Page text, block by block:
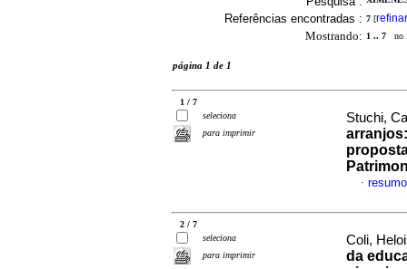
Referências encontradas : 7 [refinar
Mostrando: 1 .. 7 no
página 1 de 1
1 / 7
seleciona
para imprimir
Stuchi,
·
2 / 7
seleciona
para imprimir
Coli,
da